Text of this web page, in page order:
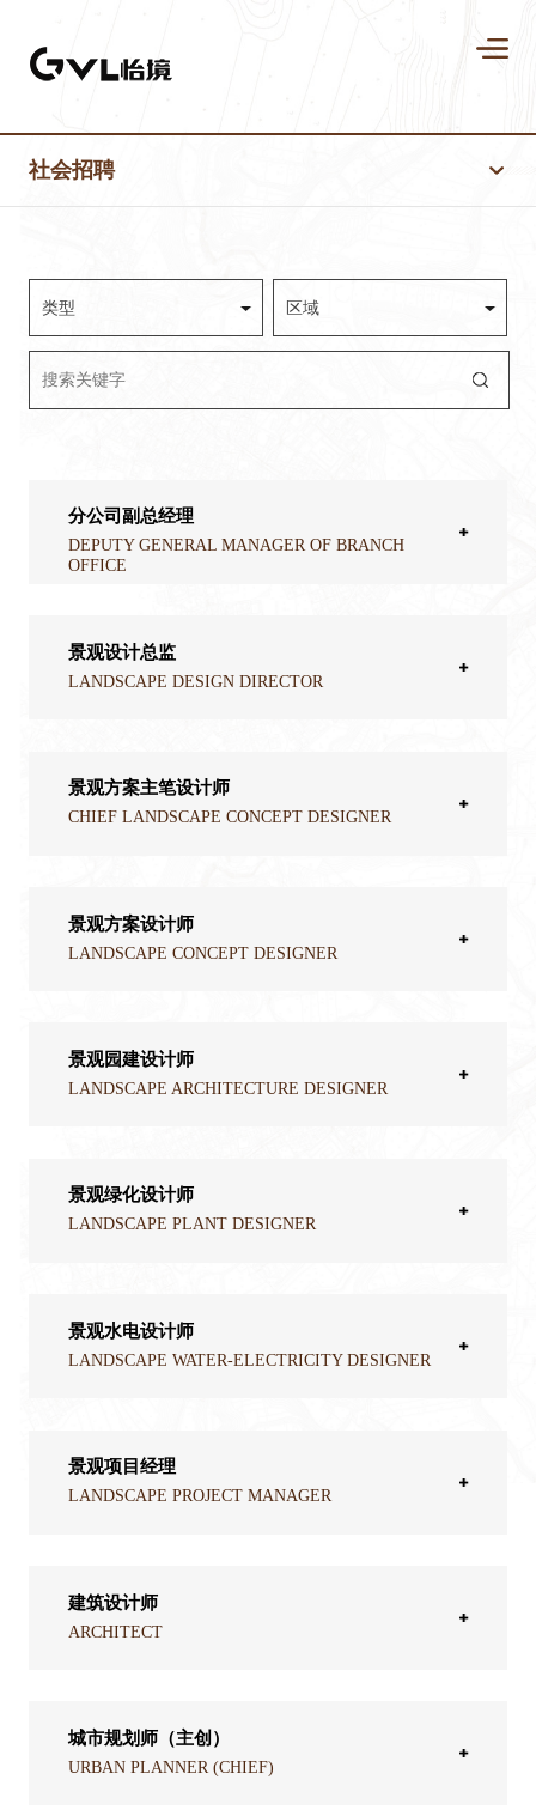
社会招聘
类型 区域
分公司副总经理
DEPUTY GENERAL MANAGER OF BRANCH
OFFICE
景观设计总监
LANDSCAPE DESIGN DIRECTOR
景观方案主笔设计师
CHIEF LANDSCAPE CONCEPT DESIGNER
景观方案设计师
LANDSCAPE CONCEPT DESIGNER
景观园建设计师
LANDSCAPE ARCHITECTURE DESIGNER
景观绿化设计师
LANDSCAPE PLANT DESIGNER
景观水电设计师
LANDSCAPE WATER-ELECTRICITY DESIGNER
景观项目经理
LANDSCAPE PROJECT MANAGER
建筑设计师
ARCHITECT
城市规划师（主创）
URBAN PLANNER (CHIEF)